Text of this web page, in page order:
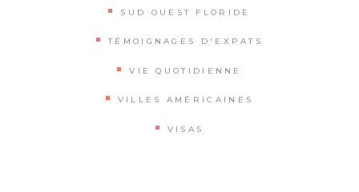
SUD OUEST FLORIDE
TÉMOIGNAGES D'EXPATS
VIE QUOTIDIENNE
VILLES AMÉRICAINES
VISAS